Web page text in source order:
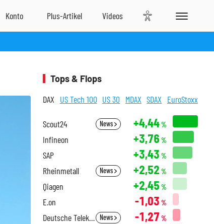
Tops & Flops
DAX US Tech 100 US 30 MDAX SDAX EuroStoxx
Scout24 News +4,44%
Infineon +3,76 %
SAP +3,43 %
Rheinmetall News +2,52 %
Qiagen +2,45 %
E.on -1,03 %
Deutsche Telekom News -1,27 %